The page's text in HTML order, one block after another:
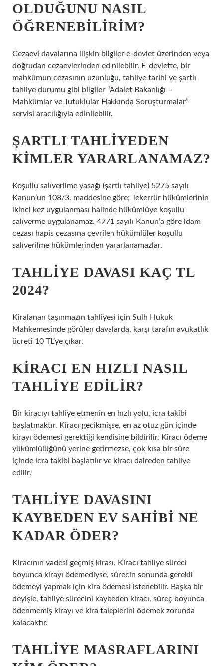
OLDUĞUNU NASIL
ÖĞRENEBILIRIM?
Cezaevi davalarına ilişkin bilgiler e-devlet üzerinden veya
doğrudan cezaevlerinden edinilebilir. E-devlette, bir
mahkûmun cezasının uzunluğu, tahliye tarihi ve şartlı
tahliye durumu gibi bilgiler “Adalet Bakanlığı –
Mahkûmlar ve Tutuklular Hakkında Soruşturmalar”
servisi aracılığıyla edinilebilir.
ŞARTLI TAHLIYEDEN
KIMLER YARARLANAMAZ?
Koşullu salıverilme yasağı (şartlı tahliye) 5275 sayılı
Kanun’un 108/3. maddesine göre; Tekerrür hükümlerinin
ikinci kez uygulanması halinde hükümlüye koşullu
salıverme uygulanamaz. 4771 sayılı Kanun’a göre idam
cezası hapis cezasına çevrilen hükümlüler koşullu
salıverilme hükümlerinden yararlanamazlar.
TAHLIYE DAVASI KAÇ TL
2024?
Kiralanan taşınmazın tahliyesi için Sulh Hukuk
Mahkemesinde görülen davalarda, karşı tarafın avukatlık
ücreti 10 TL’ye çıkar.
KIRACI EN HIZLI NASIL
TAHLIYE EDILIR?
Bir kiracıyı tahliye etmenin en hızlı yolu, icra takibi
başlatmaktır. Kiracı gecikmişse, en az otuz gün içinde
kirayı ödemesi gerektiği kendisine bildirilir. Kiracı ödeme
yükümlülüğünü yerine getirmezse, çok kısa bir süre
içinde icra takibi başlatılır ve kiracı daireden tahliye
edilir.
TAHLIYE DAVASINI
KAYBEDEN EV SAHIBI NE
KADAR ÖDER?
Kiracının vadesi geçmiş kirası. Kiracı tahliye süreci
boyunca kirayı ödemediyse, sürecin sonunda gerekli
ödemeyi yapmak için kira ödemesi istenebilir. Başka bir
deyişle, tahliye sürecini kaybeden kiracı, süreç boyunca
ödenmemiş kirayı ve kira taleplerini ödemek zorunda
kalacaktır.
TAHLIYE MASRAFLARINI